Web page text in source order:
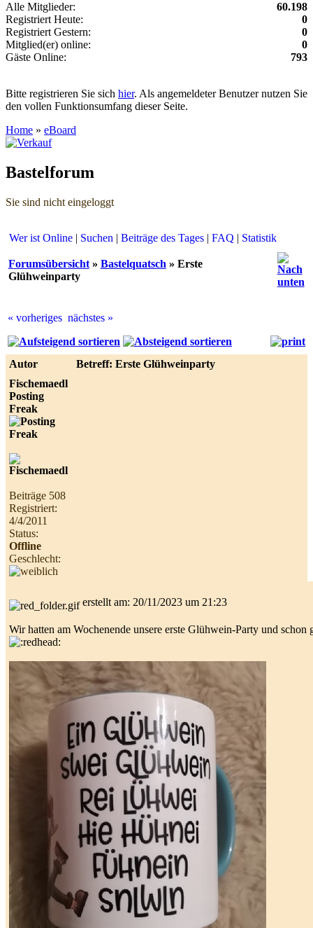
Alle Mitglieder:
60.198
Registriert Heute:
0
Registriert Gestern:
0
Mitglied(er) online:
0
Gäste Online:
793
Bitte registrieren Sie sich hier. Als angemeldeter Benutzer nutzen Sie
den vollen Funktionsumfang dieser Seite.
Home » eBoard
Bastelforum
Sie sind nicht eingeloggt
Wer ist Online | Suchen | Beiträge des Tages | FAQ | Statistik
Forumsübersicht» Bastelquatsch » Erste
Glühweinparty
online
live
casino
reviews.
« vorheriges nächstes »
Autor
Betreff: Erste Glühweinparty
Fischemaedl
Posting
Freak
Beiträge 508
Registriert:
4/4/2011
Status:
Offline
Geschlecht:
erstellt am: 20/11/2023 um 21:23
Wir hatten am Wochenende unsere erste Glühwein-Party und schon